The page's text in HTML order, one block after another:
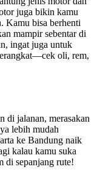
juga bikin kamu
Kamu bisa berhenti
mampir sebentar di
ingat juga untuk
oli, rem,
di jalanan, merasakan
lebih mudah
ke Bandung naik
kalau kamu suka
di sepanjang rute!